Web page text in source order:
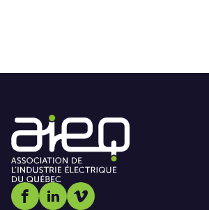
Social media link icon-facebook
Social media link icon-linkedin
Social media link icon-vimeo